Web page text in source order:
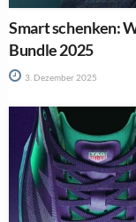
Smart schenken:
Bundle 2025
3. Dezember 2025